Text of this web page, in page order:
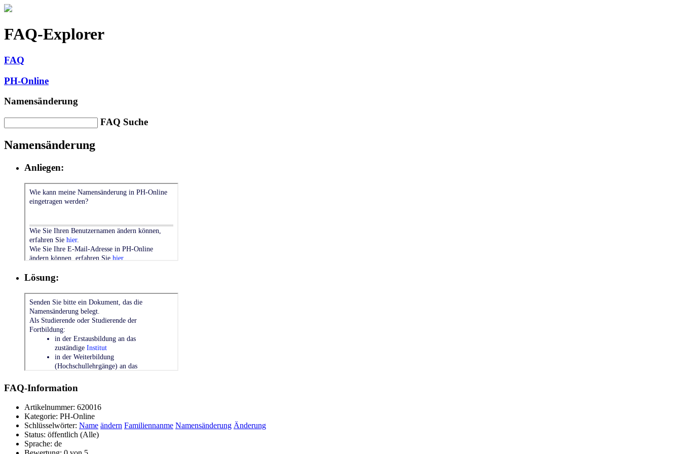
FAQ-Explorer
FAQ
PH-Online
Namensänderung
FAQ Suche
Namensänderung
Anliegen:
Lösung:
FAQ-Information
Artikelnummer: 620016
Kategorie: PH-Online
Schlüsselwörter: Name ändern Familiennanme Namensänderung Änderung
Status: öffentlich (Alle)
Sprache: de